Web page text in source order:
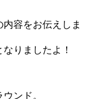
容をお伝えしま
りましたよ！
ンド。